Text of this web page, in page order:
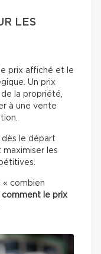
LES
prix affiché et le
Un prix
la propriété,
à une vente
dès le départ
les
« combien
le prix